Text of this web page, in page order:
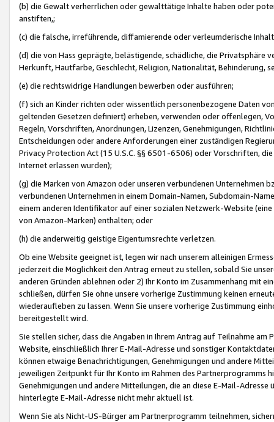
(b) die Gewalt verherrlichen oder gewalttätige Inhalte haben oder
anstiften,;
(c) die falsche, irreführende, diffamierende oder verleumderische
(d) die von Hass geprägte, belästigende, schädliche, die Privatsphäre
Herkunft, Hautfarbe, Geschlecht, Religion, Nationalität, Behinderung,
(e) die rechtswidrige Handlungen bewerben oder ausführen;
(f) sich an Kinder richten oder wissentlich personenbezogene Daten
geltenden Gesetzen definiert) erheben, verwenden oder offenlegen,
Regeln, Vorschriften, Anordnungen, Lizenzen, Genehmigungen,
Entscheidungen oder andere Anforderungen einer zuständigen
Privacy Protection Act (15 U.S.C. §§ 6501-6506) oder Vorschriften,
Internet erlassen wurden);
(g) die Marken von Amazon oder unseren verbundenen Unternehmen
verbundenen Unternehmen in einem Domain-Namen, Subdomain-
einem anderen Identifikator auf einer sozialen Netzwerk-Website
von Amazon-Marken) enthalten; oder
(h) die anderweitig geistige Eigentumsrechte verletzen.
Ob eine Website geeignet ist, legen wir nach unserem alleinigen
jederzeit die Möglichkeit den Antrag erneut zu stellen, sobald Sie
anderen Gründen ablehnen oder 2) Ihr Konto im Zusammenhang mit
schließen, dürfen Sie ohne unsere vorherige Zustimmung keinen
wiederaufleben zu lassen. Wenn Sie unsere vorherige Zustimmung
bereitgestellt wird.
Sie stellen sicher, dass die Angaben in Ihrem Antrag auf Teilnahme
Website, einschließlich Ihrer E-Mail-Adresse und sonstiger
können etwaige Benachrichtigungen, Genehmigungen und andere
jeweiligen Zeitpunkt für Ihr Konto im Rahmen des Partnerprogramms
Genehmigungen und andere Mitteilungen, die an diese E-Mail-
hinterlegte E-Mail-Adresse nicht mehr aktuell ist.
Wenn Sie als Nicht-US-Bürger am Partnerprogramm teilnehmen,